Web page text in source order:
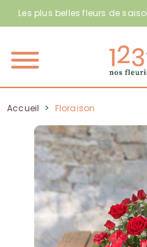
Les plus belles fleurs de
Menu
Accueil > Floraison